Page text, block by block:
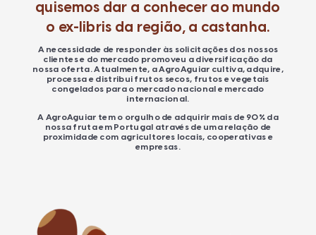
quisemos dar a conhecer ao mundo
o ex-libris da região, a castanha.
A necessidade de responder às solicitações dos nossos
clientes e do mercado promoveu a diversificação da
nossa oferta. Atualmente, a AgroAguiar cultiva, adquire,
processa e distribui frutos secos, frutos e vegetais
congelados para o mercado nacional e mercado
internacional.
A AgroAguiar tem o orgulho de adquirir mais de 90% da
nossa fruta em Portugal através de uma relação de
proximidade com agricultores locais, cooperativas e
empresas.